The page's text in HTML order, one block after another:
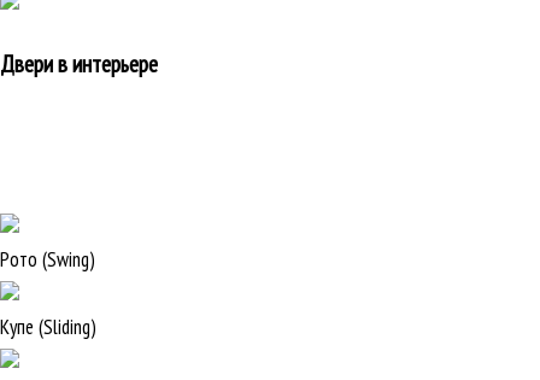
Двери в интерьере
Рото (Swing)
Купе (Sliding)